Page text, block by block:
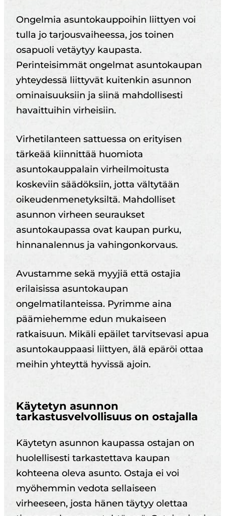
Ongelmia asuntokauppoihin liittyen voi
tulla jo tarjousvaiheessa, jos toinen
osapuoli vetäytyy kaupasta.
Perinteisimmät ongelmat asuntokaupan
yhteydessä liittyvät kuitenkin asunnon
ominaisuuksiin ja siinä mahdollisesti
havaittuihin virheisiin.
Virhetilanteen sattuessa on erityisen
tärkeää kiinnittää huomiota
asuntokauppalain virheilmoitusta
koskeviin säädöksiin, jotta vältytään
oikeudenmenetyksiltä. Mahdolliset
asunnon virheen seuraukset
asuntokaupassa ovat kaupan purku,
hinnanalennus ja vahingonkorvaus.
Avustamme sekä myyjiä että ostajia
erilaisissa asuntokaupan
ongelmatilanteissa. Pyrimme aina
päämiehemme edun mukaiseen
ratkaisuun. Mikäli epäilet tarvitsevasi apua
asuntokauppaasi liittyen, älä epäröi ottaa
meihin yhteyttä hyvissä ajoin.
Käytetyn asunnon
tarkastusvelvollisuus on ostajalla
Käytetyn asunnon kaupassa ostajan on
huolellisesti tarkastettava kaupan
kohteena oleva asunto. Ostaja ei voi
myöhemmin vedota sellaiseen
virheeseen, josta hänen täytyy olettaa